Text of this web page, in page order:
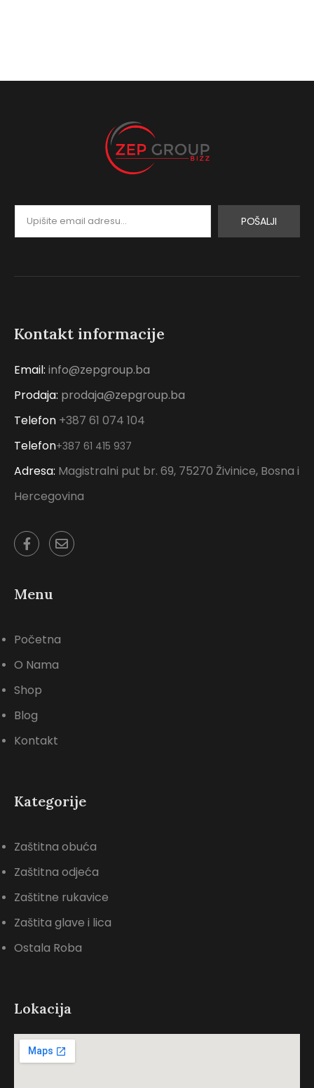
POŠALJI
Kontakt informacije
Email: info@zepgroup.ba
Prodaja: prodaja@zepgroup.ba
Telefon +387 61 074 104
Telefon+387 61 415 937
Adresa: Magistralni put br. 69, 75270 Živinice, Bosna i
Hercegovina
Menu
Početna
O Nama
Shop
Blog
Kontakt
Kategorije
Zaštitna obuća
Zaštitna odjeća
Zaštitne rukavice
Zaštita glave i lica
Ostala Roba
Lokacija